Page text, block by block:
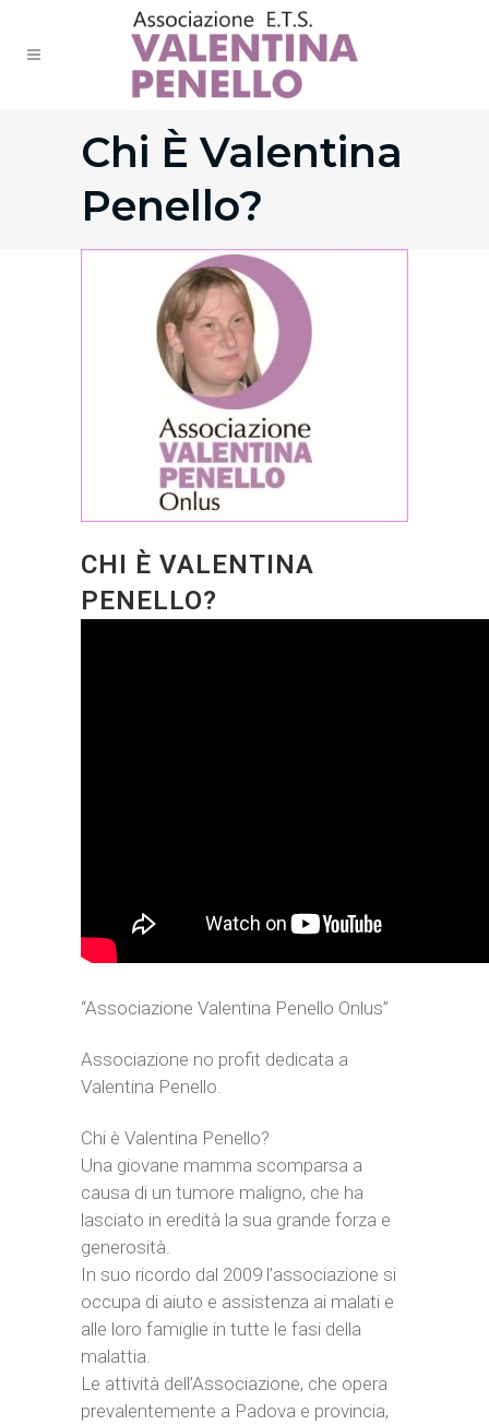
Chi È Valentina
Penello?
CHI È VALENTINA
PENELLO?
“Associazione Valentina Penello Onlus”
Associazione no profit dedicata a
Valentina Penello.
Chi è Valentina Penello?
Una giovane mamma scomparsa a
causa di un tumore maligno, che ha
lasciato in eredità la sua grande forza e
generosità.
In suo ricordo dal 2009 l’associazione si
occupa di aiuto e assistenza ai malati e
alle loro famiglie in tutte le fasi della
malattia.
Le attività dell’Associazione, che opera
prevalentemente a Padova e provincia,